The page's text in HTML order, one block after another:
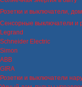
Розетки и выключатели,
Сенсорные выключатели и
Legrand
Schneider Electric
Simon
ABB
GIRA
Розетки и выключатели